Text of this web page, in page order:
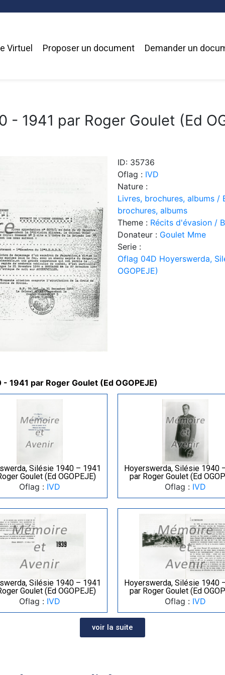
Virtuel Proposer un document Demander un
- 1941 par Roger Goulet (Ed
ID: 35736
Oflag : IVD
Nature :
Livres, brochures, albums /
brochures, albums
Theme : Récits d'évasion /
Donateur : Goulet Mme
Serie :
Oflag 04D Hoyerswerda,
OGOPEJE)
1941 par Roger Goulet (Ed OGOPEJE)
Silésie 1940 – 1941
Goulet (Ed OGOPEJE)
Oflag : IVD
Hoyerswerda, Silésie 1940
par Roger Goulet (Ed
Oflag : IVD
Silésie 1940 – 1941
Goulet (Ed OGOPEJE)
Oflag : IVD
Hoyerswerda, Silésie 1940
par Roger Goulet (Ed
Oflag : IVD
voir la suite